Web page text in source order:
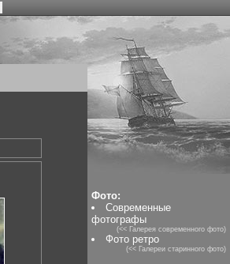
Фото:
Современные
фотографы
(<< Галерея современного фото)
Фото ретро
(<< Галереи старинного фото)